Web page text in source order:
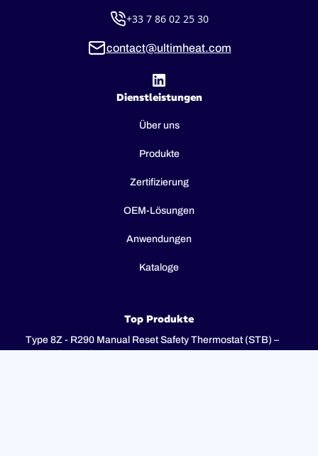
+33 7 86 02 25 30
contact@ultimheat.com
Dienstleistungen
Über uns
Produkte
Zertifizierung
OEM-Lösungen
Anwendungen
Kataloge
Top Produkte
Type 8Z - R290 Manual Reset Safety Thermostat (STB) –